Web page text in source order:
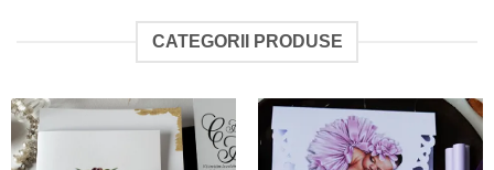
CATEGORII PRODUSE